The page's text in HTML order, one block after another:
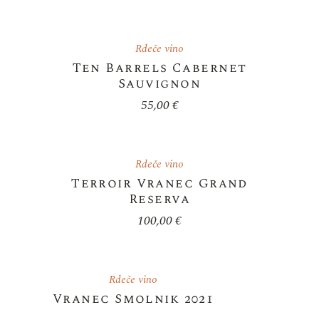
Rdeče vino
Ten Barrels Cabernet
Sauvignon
55,00€
Rdeče vino
Terroir Vranec Grand
Reserva
100,00€
Rdeče vino
Vranec Smolnik 2021